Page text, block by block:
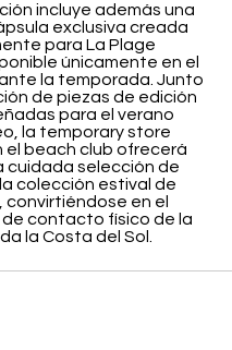
incluye además una
exclusiva creada
para La Plage
únicamente en el
la temporada. Junto
de piezas de edición
para el verano
la temporary store
el beach club ofrecerá
cuidada selección de
colección estival de
en el
contacto físico de la
la Costa del Sol.